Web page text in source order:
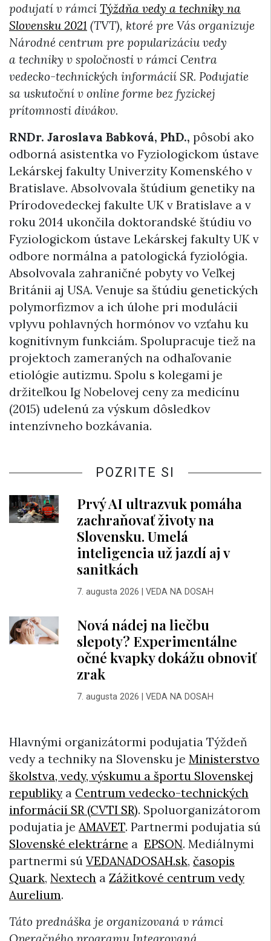
podujatí v rámci Týždňa vedy a techniky na
Slovensku 2021 (TVT), ktoré pre Vás organizuje
Národné centrum pre popularizáciu vedy
a techniky v spoločnosti v rámci Centra
vedecko-technických informácií SR. Podujatie
sa uskutoční v online forme bez fyzickej
prítomnosti divákov.
RNDr. Jaroslava Babková, PhD., pôsobí ako
odborná asistentka vo Fyziologickom ústave
Lekárskej fakulty Univerzity Komenského v
Bratislave. Absolvovala štúdium genetiky na
Prírodovedeckej fakulte UK v Bratislave a v
roku 2014 ukončila doktorandské štúdiu vo
Fyziologickom ústave Lekárskej fakulty UK v
odbore normálna a patologická fyziológia.
Absolvovala zahraničné pobyty vo Veľkej
Británii aj USA. Venuje sa štúdiu genetických
polymorfizmov a ich úlohe pri modulácii
vplyvu pohlavných hormónov vo vzťahu ku
kognitívnym funkciám. Spolupracuje tiež na
projektoch zameraných na odhaľovanie
etiológie autizmu. Spolu s kolegami je
držiteľkou Ig Nobelovej ceny za medicínu
(2015) udelenú za výskum dôsledkov
intenzívneho bozkávania.
POZRITE SI
Prvý AI ultrazvuk pomáha
zachraňovať životy na
Slovensku. Umelá
inteligencia už jazdí aj v
sanitkách
7. augusta 2026 VEDA NA DOSAH
Nová nádej na liečbu
slepoty? Experimentálne
očné kvapky dokážu obnoviť
zrak
7. augusta 2026 VEDA NA DOSAH
Hlavnými organizátormi podujatia Týždeň
vedy a techniky na Slovensku je Ministerstvo
školstva, vedy, výskumu a športu Slovenskej
republikya Centrum vedecko-technických
informácií SR (CVTI SR). Spoluorganizátorom
podujatia je AMAVET. Partnermi podujatia sú
Slovenské elektrárne a EPSON. Mediálnymi
partnermi sú VEDANADOSAH.sk, časopis
Quark, Nextech a Zážitkové centrum vedy
Aurelium.
Táto prednáška je organizovaná v rámci